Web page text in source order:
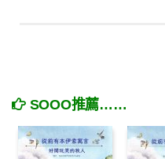
SOOO推薦……